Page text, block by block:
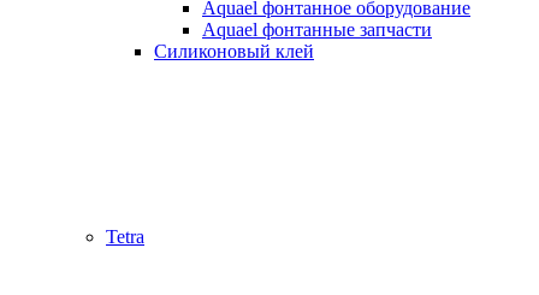
Aquael фонтанное оборудование
Aquael фонтанные запчасти
Силиконовый клей
Tetra